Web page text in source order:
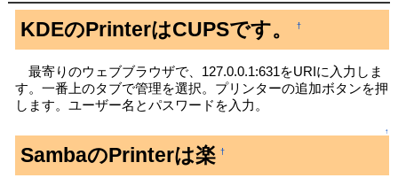
KDEのPrinterはCUPSです。 †
最寄りのウェブブラウザで、127.0.0.1:631をURIに入力しま
す。一番上のタブで管理を選択。プリンターの追加ボタンを押
します。ユーザー名とパスワードを入力。
↑
SambaのPrinterは楽 †